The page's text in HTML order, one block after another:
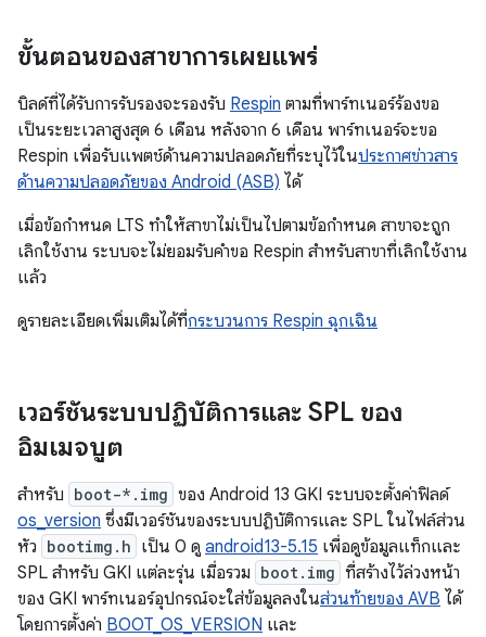
ขั้นตอนของสาขาการเผยแพร่
บิลด์ที่ได้รับการรับรองจะรองรับ Respin ตามที่พาร์ทเนอร์ร้องขอ
เป็นระยะเวลาสูงสุด 6 เดือน หลังจาก 6 เดือน พาร์ทเนอร์จะขอ
Respin เพื่อรับแพตช์ด้านความปลอดภัยที่ระบุไว้ในประกาศข่าวสาร
ด้านความปลอดภัยของ Android (ASB) ได้
เมื่อข้อกำหนด LTS ทำให้สาขาไม่เป็นไปตามข้อกำหนด สาขาจะถูก
เลิกใช้งาน ระบบจะไม่ยอมรับคำขอ Respin สำหรับสาขาที่เลิกใช้งาน
แล้ว
ดูรายละเอียดเพิ่มเติมได้ที่กระบวนการ Respin ฉุกเฉิน
เวอร์ชันระบบปฏิบัติการและ SPL ของ
อิมเมจบูต
สำหรับ boot-*.img ของ Android 13 GKI ระบบจะตั้งค่าฟิลด์
os_version ซึ่งมีเวอร์ชันของระบบปฏิบัติการและ SPL ในไฟล์ส่วน
หัว bootimg.h เป็น 0 ดู android13-5.15 เพื่อดูข้อมูลแท็กและ
SPL สำหรับ GKI แต่ละรุ่น เมื่อรวม boot.img ที่สร้างไว้ล่วงหน้า
ของ GKI พาร์ทเนอร์อุปกรณ์จะใส่ข้อมูลลงในส่วนท้ายของ AVB ได้
โดยการตั้งค่า BOOT_OS_VERSION และ